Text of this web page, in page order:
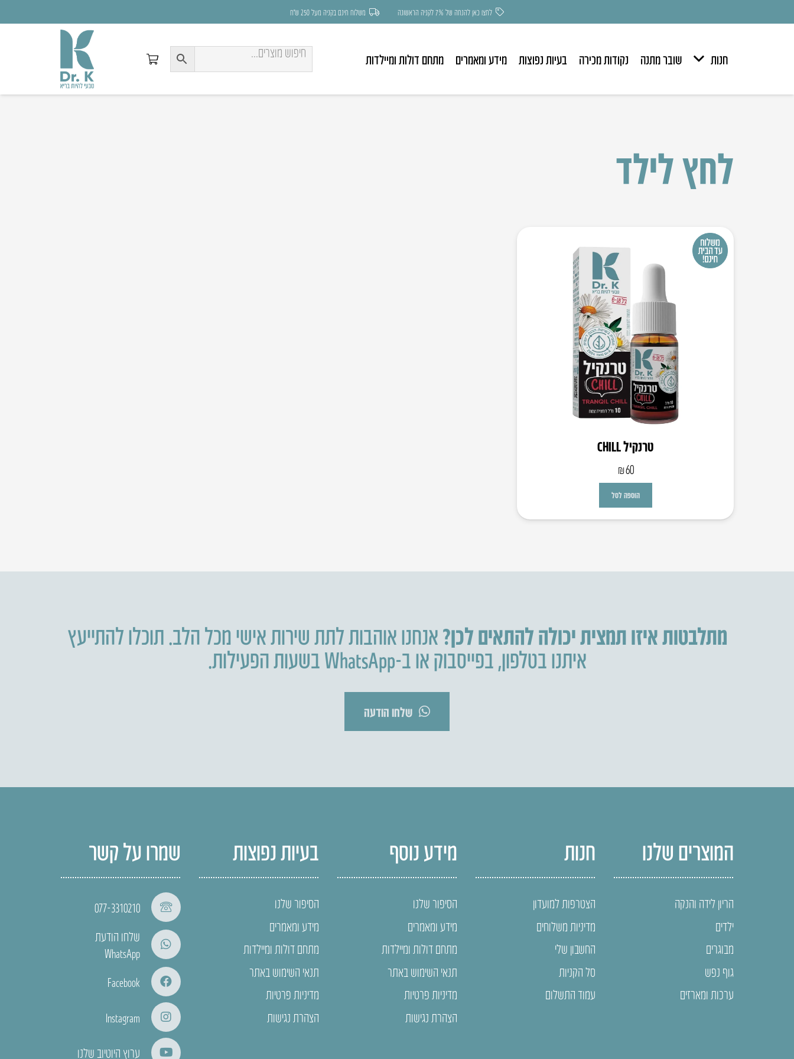
לחצו כאן להנחה של 7% לקניה הראשונה משלוח חינם בקניה מעל 250 ש״ח
חנות שובר מתנה נקודות מכירה בעיות נפוצות מידע ומאמרים מתחם דולות ומיילדות
לחץ לילד
טרנקיל CHILL
₪60
הוספה לסל
מתלבטות איזו תמצית יכולה להתאים לכן?אנחנו אוהבות לתת שירות אישי מכל הלב. תוכלו להתייעץ
איתנו בטלפון,בפייסבוק או ב-WhatsApp בשעות הפעילות.
שלחו הודעה
המוצרים שלנו
הריון לידה והנקה
ילדים
מבוגרים
גוף נפש
ערכות ומארזים
חנות
הצטרפות למועדון
מדיניות משלוחים
החשבון שלי
סל הקניות
עמוד התשלום
מידע נוסף
הסיפור שלנו
מידע ומאמרים
מתחם דולות ומיילדות
תנאי השימוש באתר
מדיניות פרטיות
הצהרת נגישות
בעיות נפוצות
הסיפור שלנו
מידע ומאמרים
מתחם דולות ומיילדות
תנאי השימוש באתר
מדיניות פרטיות
הצהרת נגישות
שמרו על קשר
077-3310210
שלחו הודעת
WhatsApp
Facebook
Instagram
ערוץ היוטיוב שלנו